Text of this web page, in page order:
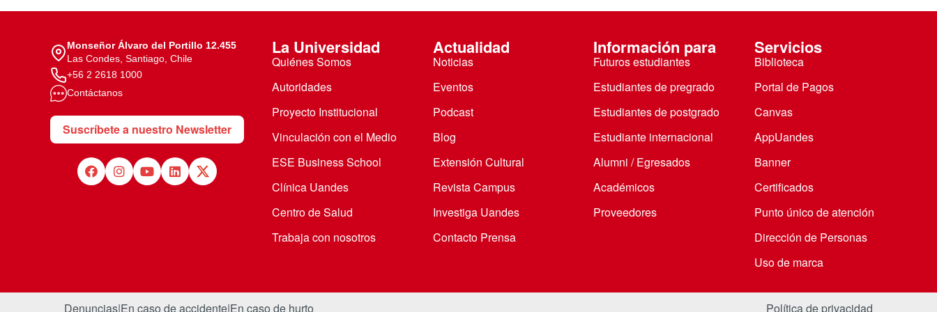
Monseñor Álvaro del Portillo 12.455
Las Condes, Santiago, Chile
+56 2 2618 1000
Contáctanos
Suscríbete a nuestro Newsletter
La Universidad
Quiénes Somos
Autoridades
Proyecto Institucional
Vinculación con el Medio
ESE Business School
Clínica Uandes
Centro de Salud
Trabaja con nosotros
Actualidad
Noticias
Eventos
Podcast
Blog
Extensión Cultural
Revista Campus
Investiga Uandes
Contacto Prensa
Información para
Futuros estudiantes
Estudiantes de pregrado
Estudiantes de postgrado
Estudiante internacional
Alumni / Egresados
Académicos
Proveedores
Servicios
Biblioteca
Portal de Pagos
Canvas
AppUandes
Banner
Certificados
Punto único de atención
Dirección de Personas
Uso de marca
Denuncias|En caso de accidente|En caso de hurto Política de privacidad